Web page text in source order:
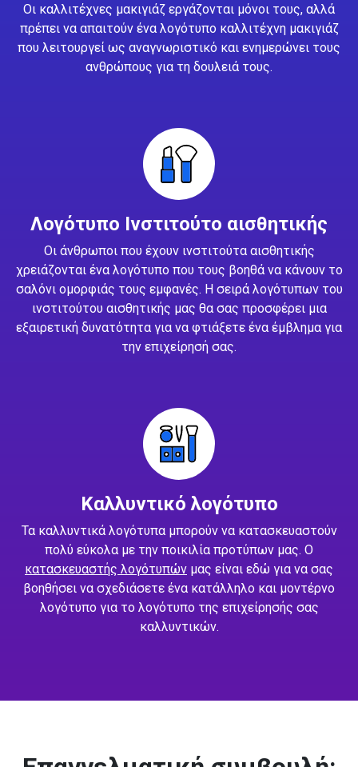
Οι καλλιτέχνες μακιγιάζ εργάζονται μόνοι τους, αλλά
πρέπει να απαιτούν ένα λογότυπο καλλιτέχνη μακιγιάζ
που λειτουργεί ως αναγνωριστικό και ενημερώνει τους
ανθρώπους για τη δουλειά τους.
Λογότυπο Ινστιτούτο αισθητικής
Οι άνθρωποι που έχουν ινστιτούτα αισθητικής
χρειάζονται ένα λογότυπο που τους βοηθά να κάνουν το
σαλόνι ομορφιάς τους εμφανές. Η σειρά λογότυπων του
ινστιτούτου αισθητικής μας θα σας προσφέρει μια
εξαιρετική δυνατότητα για να φτιάξετε ένα έμβλημα για
την επιχείρησή σας.
Καλλυντικό λογότυπο
Τα καλλυντικά λογότυπα μπορούν να κατασκευαστούν
πολύ εύκολα με την ποικιλία προτύπων μας. Ο
κατασκευαστής λογότυπών μας είναι εδώ για να σας
βοηθήσει να σχεδιάσετε ένα κατάλληλο και μοντέρνο
λογότυπο για το λογότυπο της επιχείρησής σας
καλλυντικών.